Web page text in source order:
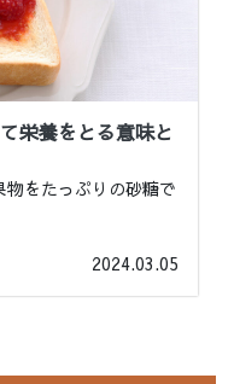
栄養をとる意味と
をたっぷりの砂糖で
2024.03.05